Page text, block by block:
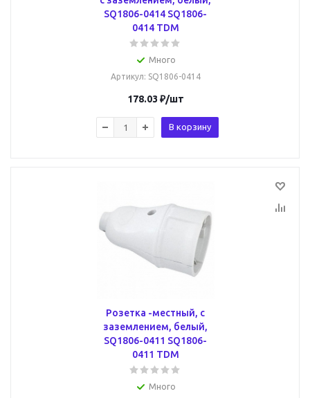
SQ1806-0414 SQ1806-
0414 TDM
Много
Артикул: SQ1806-0414
178.03 ₽/шт
В корзину
Розетка -местный, с
заземлением, белый,
SQ1806-0411 SQ1806-
0411 TDM
Много